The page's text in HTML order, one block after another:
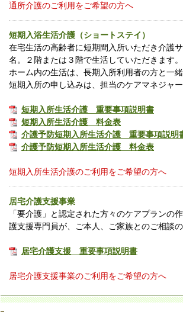
通所介護のご利用をご希望の方へ
短期入浴生活介護（ショートステイ）
在宅生活の高齢者に短期間入所いただき介護
名。２階または３階で生活していただきます。
ホーム内の生活は、長期入所利用者の方と一緒
短期入所の申し込みは、担当のケアマネジャ
短期入所生活介護 重要事項説明書
短期入所生活介護 料金表
介護予防短期入所生活介護 重要事項説明
介護予防短期入所生活介護 料金表
短期入所生活介護のご利用をご希望の方へ
居宅介護支援事業
「要介護」と認定された方々のケアプランの
護支援専門員が、ご本人、ご家族とのご相談の
居宅介護支援 重要事項説明書
居宅介護支援事業のご利用をご希望の方へ